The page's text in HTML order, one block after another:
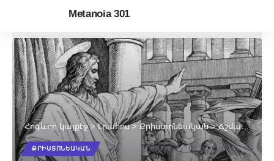
Metanoia 301
Հոգևոր կայքէջ>Լրահոս> Քրիստոնեական>Ճշմարիտ քրիստոնեական հանդուրժողականություն
ՔՐԻՍՏՈՆԵԱԿԱՆ